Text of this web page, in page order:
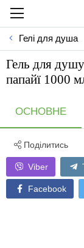
Гелі для душа
Гель для
папайї 1000
ОСНОВНЕ
Поділитись
Viber
Facebook